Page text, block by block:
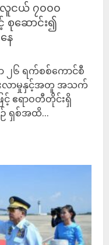
ငယ် ၇၀၀၀
စုဆောင်း၍
ေ
၂၆ ရက်စစ်ကောင်စီ
းလာမှုနှင့်အတူ အသက်
ဧရာဝတီတိုင်းရှိ
ရှစ်အထိ...